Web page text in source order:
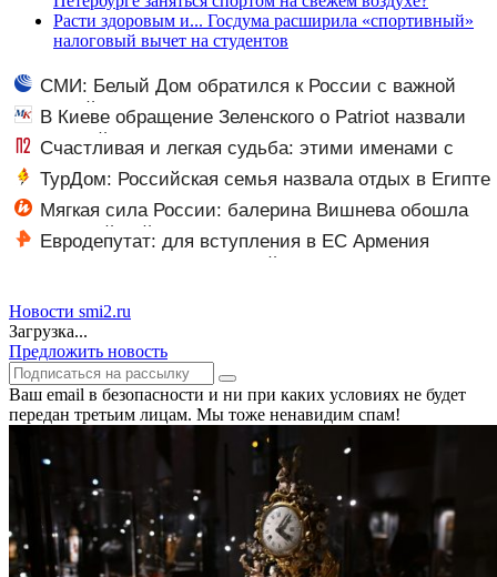
Расти здоровым и... Госдума расширила «спортивный»
налоговый вычет на студентов
СМИ: Белый Дом обратился к России с важной
просьбой
В Киеве обращение Зеленского о Patriot назвали
«комедией»
Счастливая и легкая судьба: этими именами с
сильным значением называли на Руси девочек
ТурДом: Российская семья назвала отдых в Египте
адомМягкая сила России: балерина Вишнева обошла
культурный бойкот (The New York Times, США)
Евродепутат: для вступления в ЕС Армения
должна будет ввести визовый режим с РФ
Новости smi2.ru
Загрузка...
Предложить новость
Ваш email в безопасности и ни при каких условиях не будет
передан третьим лицам. Мы тоже ненавидим спам!